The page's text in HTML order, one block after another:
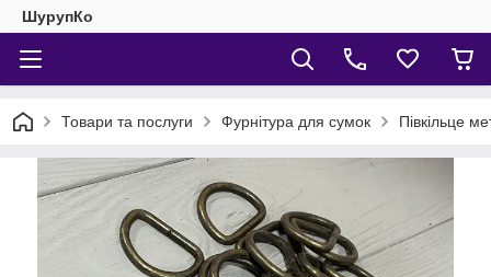
ШурупКо
Товари та послуги Фурнітура для сумок Півкільце